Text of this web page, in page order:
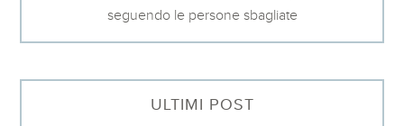
seguendo le persone sbagliate
ULTIMI POST